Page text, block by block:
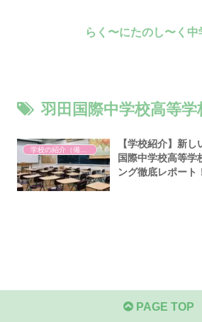
らく〜にたのし〜く中
羽田国際中学校高等学
【学校紹介】新
国際中学校高等学
ング徹底レポート
PAGE TOP